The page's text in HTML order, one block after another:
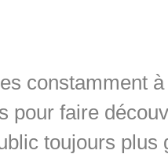
constamment
pour faire
toujours plus